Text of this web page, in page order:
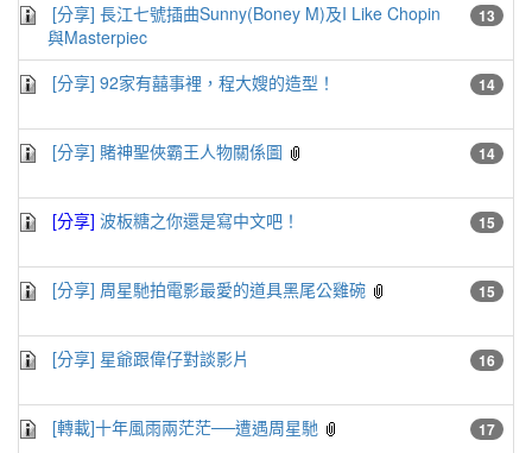
[分享] 長江七號插曲Sunny(Boney M)及I Like Chopin
與Masterpiec
13
[分享] 92家有囍事裡，程大嫂的造型！ 14
[分享] 賭神聖俠霸王人物關係圖 14
[分享] 波板糖之你還是寫中文吧！ 15
[分享] 周星馳拍電影最愛的道具黑尾公雞碗 15
[分享] 星爺跟偉仔對談影片 16
[轉載]十年風雨兩茫茫──遭遇周星馳 17